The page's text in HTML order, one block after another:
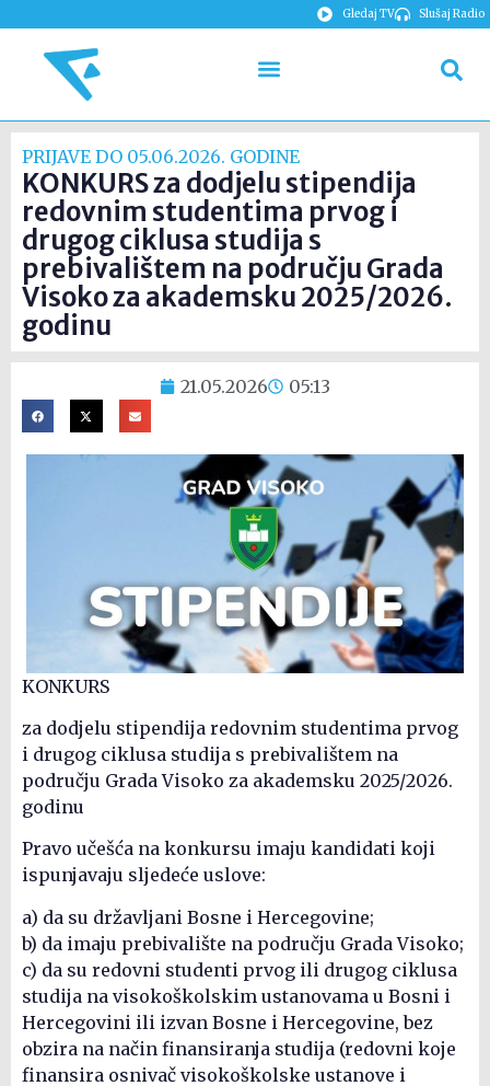
Gledaj TV Slušaj Radio
PRIJAVE DO 05.06.2026. GODINE
KONKURS za dodjelu stipendija
redovnim studentima prvog i
drugog ciklusa studija s
prebivalištem na području Grada
Visoko za akademsku 2025/2026.
godinu
21.05.2026 05:13
KONKURS
za dodjelu stipendija redovnim studentima prvog
i drugog ciklusa studija s prebivalištem na
području Grada Visoko za akademsku 2025/2026.
godinu
Pravo učešća na konkursu imaju kandidati koji
ispunjavaju sljedeće uslove:
a) da su državljani Bosne i Hercegovine;
b) da imaju prebivalište na području Grada Visoko;
c) da su redovni studenti prvog ili drugog ciklusa
studija na visokoškolskim ustanovama u Bosni i
Hercegovini ili izvan Bosne i Hercegovine, bez
obzira na način finansiranja studija (redovni koje
finansira osnivač visokoškolske ustanove i